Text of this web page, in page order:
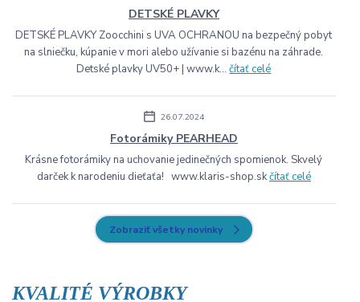
DETSKÉ PLAVKY
DETSKÉ PLAVKY Zoocchini s UVA OCHRANOU na bezpečný pobyt
na slniečku, kúpanie v mori alebo užívanie si bazénu na záhrade.
Detské plavky UV50+ | www.k...čítať celé
26.07.2024
Fotorámiky PEARHEAD
Krásne fotorámiky na uchovanie jedinečných spomienok. Skvelý
darček k narodeniu dieťaťa! www.klaris-shop.skčítať celé
Zobraziť všetky novinky
KVALITÉ VÝROBKY